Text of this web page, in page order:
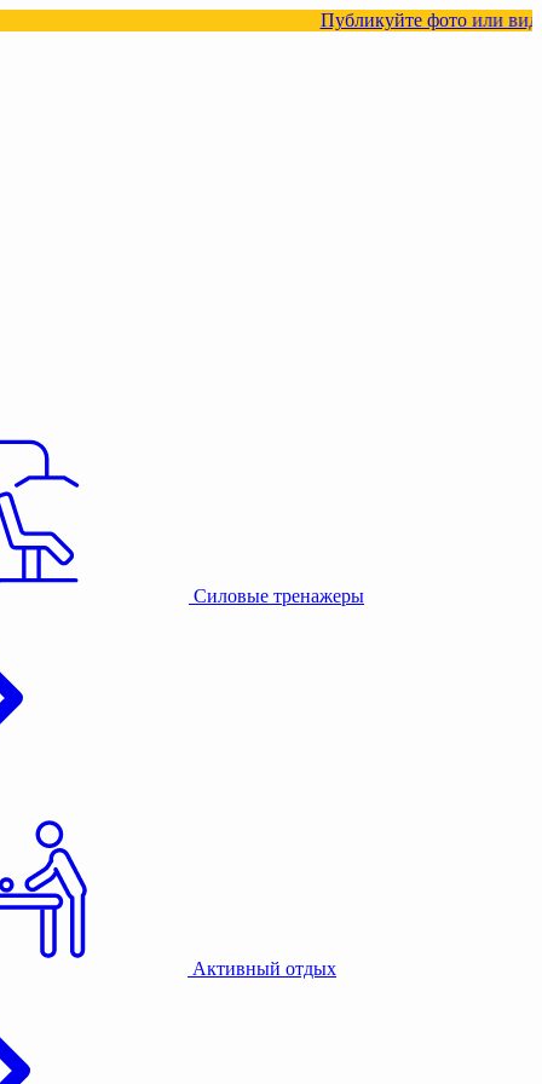
Публикуйте фото или видео с нашими
Силовые тренажеры
Активный отдых